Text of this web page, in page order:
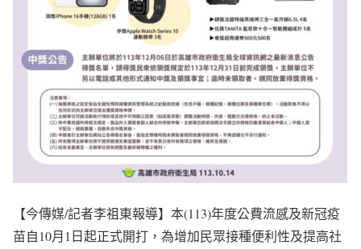
【今傳媒/記者李祖東報導】本(113)年度公費流感及新冠疫
苗自10月1日起正式開打，為增加民眾接種便利性及提高社